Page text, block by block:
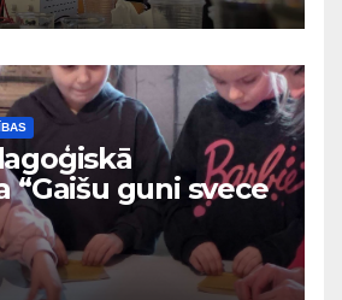
“Gaišu guni svece